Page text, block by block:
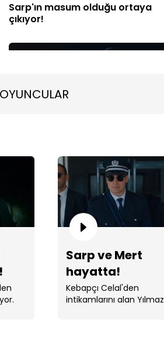
Sarp'ın masum olduğu ortaya
çıkıyor!
Davut, Kebapçı Celal'i kaçırıyor!
OYUNCULAR
Sarp ve Mert
hayatta!
Kebapçı Celal'den
intikamlarını alan Yılmaz